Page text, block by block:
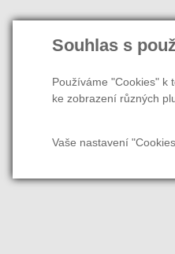
Souhlas s
Používáme "Cookies" k
ke zobrazení různých
Vaše nastavení